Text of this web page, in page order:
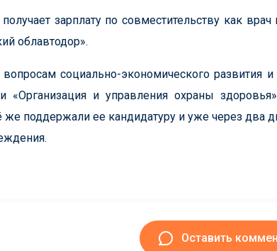
зарплату по совместительству как
облавтодор».
социально-экономического развития
и управления охраны
поддержали ее кандидатуру и уже через два
Оставить